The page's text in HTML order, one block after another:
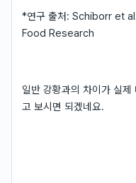
*연구 출처: Schiborr et
Food Research
일반 강황과의 차이가 실
고 보시면 되겠네요.